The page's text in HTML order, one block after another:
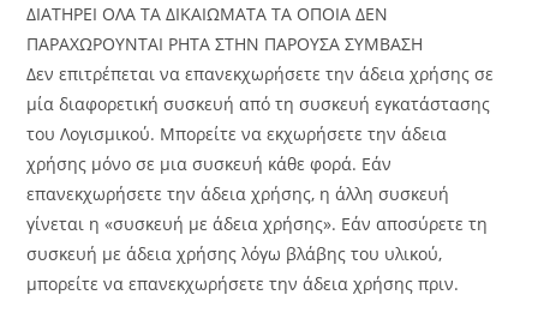
ΔΙΑΤΗΡΕΙ ΟΛΑ ΤΑ ΔΙΚΑΙΩΜΑΤΑ ΤΑ ΟΠΟΙΑ ΔΕΝ
ΠΑΡΑΧΩΡΟΥΝΤΑΙ ΡΗΤΑ ΣΤΗΝ ΠΑΡΟΥΣΑ ΣΥΜΒΑΣΗ
Δεν επιτρέπεται να επανεκχωρήσετε την άδεια χρήσης σε
μία διαφορετική συσκευή από τη συσκευή εγκατάστασης
του Λογισμικού. Μπορείτε να εκχωρήσετε την άδεια
χρήσης μόνο σε μια συσκευή κάθε φορά. Εάν
επανεκχωρήσετε την άδεια χρήσης, η άλλη συσκευή
γίνεται η «συσκευή με άδεια χρήσης». Εάν αποσύρετε τη
συσκευή με άδεια χρήσης λόγω βλάβης του υλικού,
μπορείτε να επανεκχωρήσετε την άδεια χρήσης πριν.